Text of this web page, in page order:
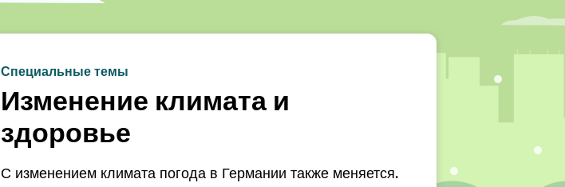
Специальные темы
Изменение климата и
здоровье
С изменением климата погода в Германии также меняется.